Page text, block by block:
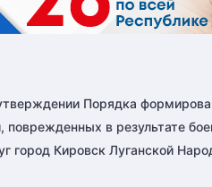
Порядка
в результате
город Кировск Луганской